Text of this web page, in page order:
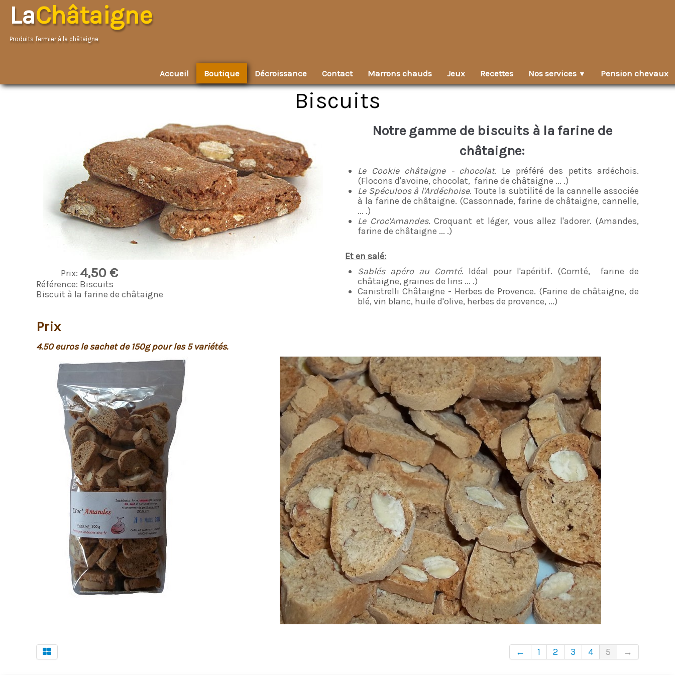
LaChâtaigne
Produits fermier à la châtaigne
Accueil Boutique Décroissance Contact Marrons chauds Jeux Recettes Nos services ▼ Pension chevaux
Biscuits
Prix: 4,50 €
Référence: Biscuits
Biscuit à la farine de châtaigne
Notre gamme de biscuits à la farine de
châtaigne:
Le Cookie châtaigne - chocolat. Le préféré des petits ardéchois.
(Flocons d'avoine, chocolat, farine de châtaigne ... .)
Le Spéculoos à l'Ardéchoise. Toute la subtilité de la cannelle associée
à la farine de châtaigne. (Cassonnade, farine de châtaigne, cannelle,
... .)
Le Croc'Amandes. Croquant et léger, vous allez l'adorer. (Amandes,
farine de châtaigne ... .)
Et en salé:
Sablés apéro au Comté. Idéal pour l'apéritif. (Comté, farine de
châtaigne, graines de lins ... .)
Canistrelli Châtaigne - Herbes de Provence. (Farine de châtaigne, de
blé, vin blanc, huile d'olive, herbes de provence, ...)
Prix
4.50 euros le sachet de 150g pour les 5 variétés.
← 1 2 3 4 5 →